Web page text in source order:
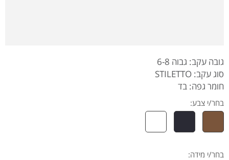
גובה עקב: גבוה 6-8
סוג עקב: STILETTO
חומר גפה: בד
בחר/י צבע:
בחר/י מידה: